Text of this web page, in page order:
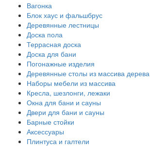
Вагонка
Блок хаус и фальшбрус
Деревянные лестницы
Доска пола
Террасная доска
Доска для бани
Погонажные изделия
Деревянные столы из массива дерева
Наборы мебели из массива
Кресла, шезлонги, лежаки
Окна для бани и сауны
Двери для бани и сауны
Барные стойки
Аксессуары
Плинтуса и галтели